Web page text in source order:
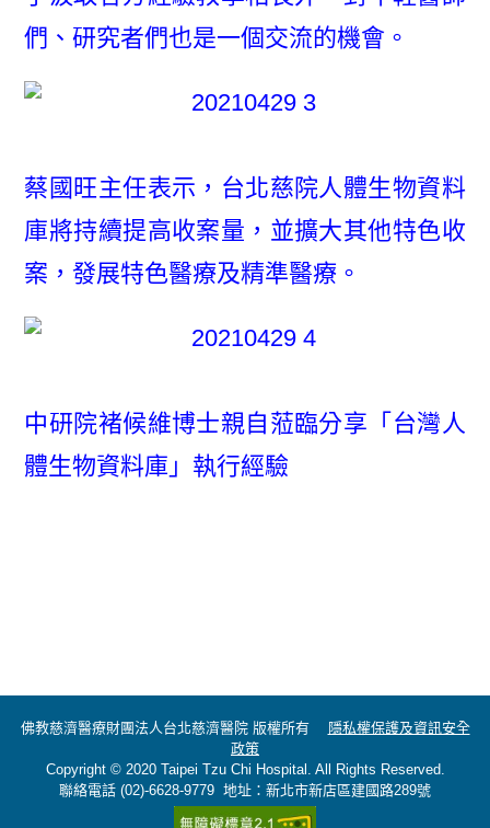
們、研究者們也是一個交流的機會。
蔡國旺主任表示，台北慈院人體生物資料
庫將持續提高收案量，並擴大其他特色收
案，發展特色醫療及精準醫療。
中研院褚候維博士親自蒞臨分享「台灣人
體生物資料庫」執行經驗
佛教慈濟醫療財團法人台北慈濟醫院 版權所有 隱私權保護及資訊安全
政策
Copyright © 2020 Taipei Tzu Chi Hospital. All Rights Reserved.
聯絡電話 (02)-6628-9779 地址：新北市新店區建國路289號